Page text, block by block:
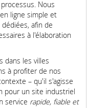
Nous
ligne simple et
afin de
à l'élaboration
dans les villes
à profiter de nos
– qu'il s'agisse
pour un site industriel
service rapide, fiable et